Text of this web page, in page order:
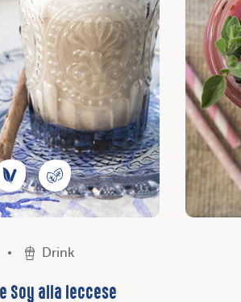
Drink
Soy alla leccese